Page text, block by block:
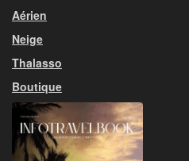
Aérien
Neige
Thalasso
Boutique